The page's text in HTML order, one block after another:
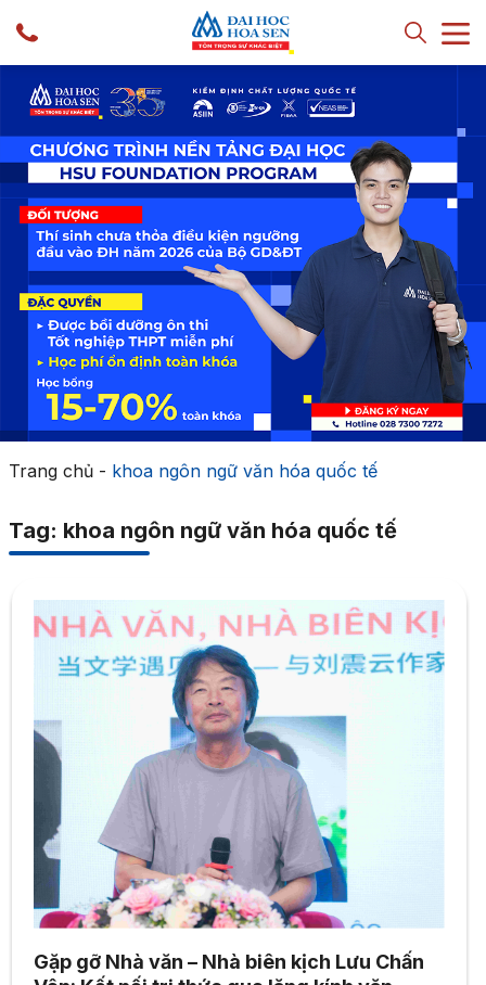
Trang chủ- khoa ngôn ngữ văn hóa quốc tế
Tag: khoa ngôn ngữ văn hóa quốc tế
Gặp gỡ Nhà văn – Nhà biên kịch Lưu Chấn